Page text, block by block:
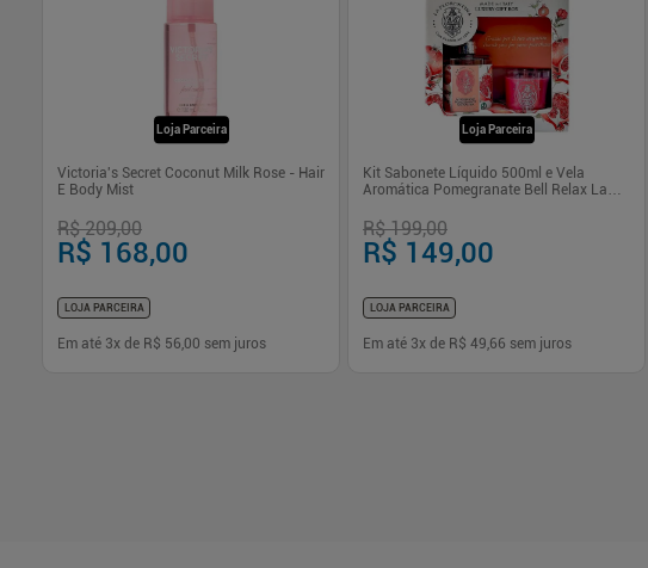
Loja Parceira
Victoria's Secret Coconut Milk Rose - Hair
E Body Mist
R$ 209,00
R$ 168,00
LOJA PARCEIRA
Em até 3x de R$ 56,00 sem juros
Loja Parceira
Kit Sabonete Líquido 500ml e Vela
Aromática Pomegranate Bell Relax La
R$ 199,00
R$ 149,00
LOJA PARCEIRA
Em até 3x de R$ 49,66 sem juros